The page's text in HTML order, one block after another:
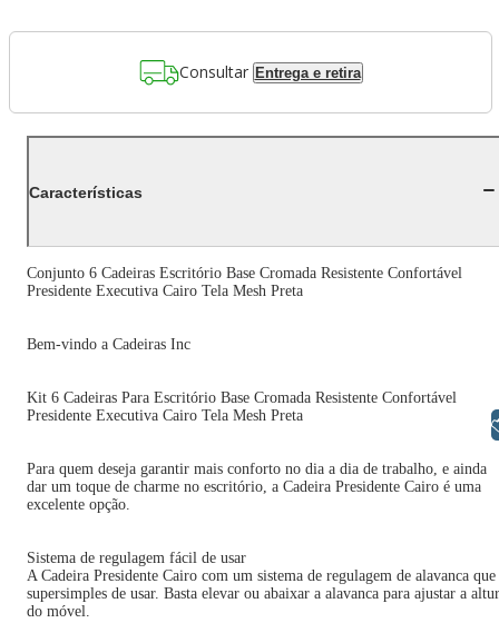
Consultar Entrega e retira
Características
Conjunto 6 Cadeiras Escritório Base Cromada Resistente Confortável
Presidente Executiva Cairo Tela Mesh Preta
Bem-vindo a Cadeiras Inc
Kit 6 Cadeiras Para Escritório Base Cromada Resistente Confortável
Presidente Executiva Cairo Tela Mesh Preta
Para quem deseja garantir mais conforto no dia a dia de trabalho, e ainda
dar um toque de charme no escritório, a Cadeira Presidente Cairo é uma
excelente opção.
Sistema de regulagem fácil de usar
A Cadeira Presidente Cairo com um sistema de regulagem de alavanca que
supersimples de usar. Basta elevar ou abaixar a alavanca para ajustar a
do móvel.